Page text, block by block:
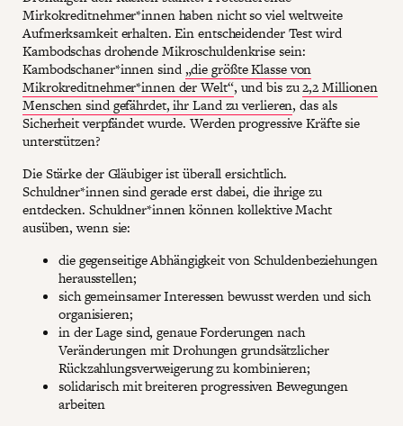
Mirkokreditnehmer*innen haben nicht so viel weltweite
Aufmerksamkeit erhalten. Ein entscheidender Test wird
Kambodschas drohende Mikroschuldenkrise sein:
Kambodschaner*innen sind„die größte Klasse von
Mikrokreditnehmer*innen der Welt“, und bis zu2,2 Millionen
Menschen sind gefährdet, ihr Land zu verlieren, das als
Sicherheit verpfändet wurde. Werden progressive Kräfte sie
unterstützen?
Die Stärke der Gläubiger ist überall ersichtlich.
Schuldner*innen sind gerade erst dabei, die ihrige zu
entdecken. Schuldner*innen können kollektive Macht
ausüben, wenn sie:
die gegenseitige Abhängigkeit von Schuldenbeziehungen
herausstellen;
sich gemeinsamer Interessen bewusst werden und sich
organisieren;
in der Lage sind, genaue Forderungen nach
Veränderungen mit Drohungen grundsätzlicher
Rückzahlungsverweigerung zu kombinieren;
solidarisch mit breiteren progressiven Bewegungen
arbeiten